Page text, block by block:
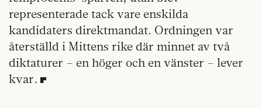
representerade tack vare enskilda
kandidaters direktmandat. Ordningen var
återställd i Mittens rike där minnet av två
diktaturer – en höger och en vänster – lever
kvar.